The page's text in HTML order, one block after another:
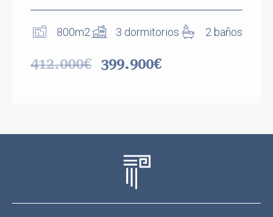
800m2 3 dormitorios 2 baños
412.000€ 399.900€